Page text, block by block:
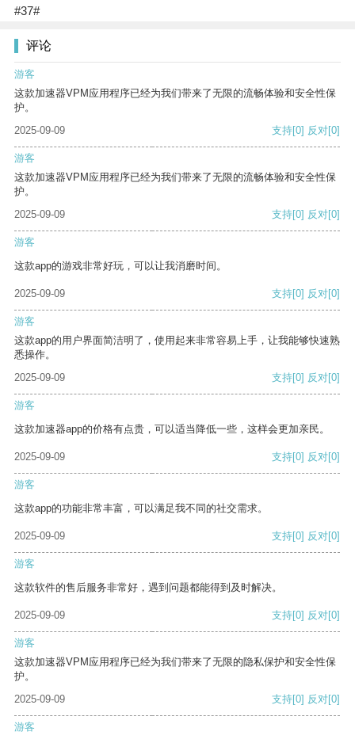
#37#
评论
游客
这款加速器VPM应用程序已经为我们带来了无限的流畅体验和安全性保
护。
2025-09-09
支持[0] 反对[0]
游客
这款加速器VPM应用程序已经为我们带来了无限的流畅体验和安全性保
护。
2025-09-09
支持[0] 反对[0]
游客
这款app的游戏非常好玩，可以让我消磨时间。
2025-09-09 支持[0] 反对[0]
游客
这款app的用户界面简洁明了，使用起来非常容易上手，让我能够快速熟
悉操作。
2025-09-09
支持[0] 反对[0]
游客
这款加速器app的价格有点贵，可以适当降低一些，这样会更加亲民。
2025-09-09 支持[0] 反对[0]
游客
这款app的功能非常丰富，可以满足我不同的社交需求。
2025-09-09 支持[0] 反对[0]
游客
这款软件的售后服务非常好，遇到问题都能得到及时解决。
2025-09-09 支持[0] 反对[0]
游客
这款加速器VPM应用程序已经为我们带来了无限的隐私保护和安全性保
护。
2025-09-09
支持[0] 反对[0]
游客